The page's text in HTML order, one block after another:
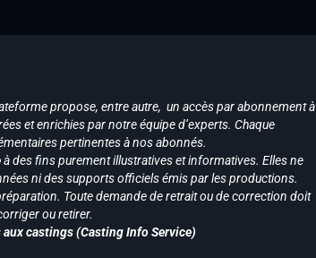
propose, entre autre, un accès par abonnement à
et enrichies par notre équipe d’experts. Chaque
pertinentes à nos abonnés.
à des fins purement illustratives et informatives. Elles ne
ni des supports officiels émis par les productions.
Toute demande de retrait ou de correction doit
ou retirer.
castings (Casting Info Service)